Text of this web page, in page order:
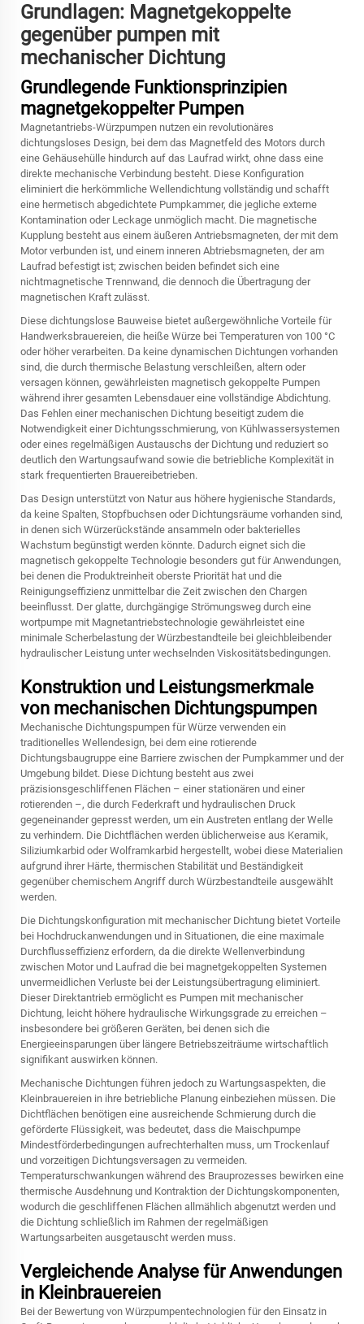
Grundlagen: Magnetgekoppelte
gegenüber pumpen mit
mechanischer Dichtung
Grundlegende Funktionsprinzipien
magnetgekoppelter Pumpen
Magnetantriebs-Würzpumpen nutzen ein revolutionäres
dichtungsloses Design, bei dem das Magnetfeld des Motors durch
eine Gehäusehülle hindurch auf das Laufrad wirkt, ohne dass eine
direkte mechanische Verbindung besteht. Diese Konfiguration
eliminiert die herkömmliche Wellendichtung vollständig und schafft
eine hermetisch abgedichtete Pumpkammer, die jegliche externe
Kontamination oder Leckage unmöglich macht. Die magnetische
Kupplung besteht aus einem äußeren Antriebsmagneten, der mit dem
Motor verbunden ist, und einem inneren Abtriebsmagneten, der am
Laufrad befestigt ist; zwischen beiden befindet sich eine
nichtmagnetische Trennwand, die dennoch die Übertragung der
magnetischen Kraft zulässt.
Diese dichtungslose Bauweise bietet außergewöhnliche Vorteile für
Handwerksbrauereien, die heiße Würze bei Temperaturen von 100 °C
oder höher verarbeiten. Da keine dynamischen Dichtungen vorhanden
sind, die durch thermische Belastung verschleißen, altern oder
versagen können, gewährleisten magnetisch gekoppelte Pumpen
während ihrer gesamten Lebensdauer eine vollständige Abdichtung.
Das Fehlen einer mechanischen Dichtung beseitigt zudem die
Notwendigkeit einer Dichtungsschmierung, von Kühlwassersystemen
oder eines regelmäßigen Austauschs der Dichtung und reduziert so
deutlich den Wartungsaufwand sowie die betriebliche Komplexität in
stark frequentierten Brauereibetrieben.
Das Design unterstützt von Natur aus höhere hygienische Standards,
da keine Spalten, Stopfbuchsen oder Dichtungsräume vorhanden sind,
in denen sich Würzerückstände ansammeln oder bakterielles
Wachstum begünstigt werden könnte. Dadurch eignet sich die
magnetisch gekoppelte Technologie besonders gut für Anwendungen,
bei denen die Produktreinheit oberste Priorität hat und die
Reinigungseffizienz unmittelbar die Zeit zwischen den Chargen
beeinflusst. Der glatte, durchgängige Strömungsweg durch eine
wortpumpe mit Magnetantriebstechnologie gewährleistet eine
minimale Scherbelastung der Würzbestandteile bei gleichbleibender
hydraulischer Leistung unter wechselnden Viskositätsbedingungen.
Konstruktion und Leistungsmerkmale
von mechanischen Dichtungspumpen
Mechanische Dichtungspumpen für Würze verwenden ein
traditionelles Wellendesign, bei dem eine rotierende
Dichtungsbaugruppe eine Barriere zwischen der Pumpkammer und der
Umgebung bildet. Diese Dichtung besteht aus zwei
präzisionsgeschliffenen Flächen – einer stationären und einer
rotierenden –, die durch Federkraft und hydraulischen Druck
gegeneinander gepresst werden, um ein Austreten entlang der Welle
zu verhindern. Die Dichtflächen werden üblicherweise aus Keramik,
Siliziumkarbid oder Wolframkarbid hergestellt, wobei diese Materialien
aufgrund ihrer Härte, thermischen Stabilität und Beständigkeit
gegenüber chemischem Angriff durch Würzbestandteile ausgewählt
werden.
Die Dichtungskonfiguration mit mechanischer Dichtung bietet Vorteile
bei Hochdruckanwendungen und in Situationen, die eine maximale
Durchflusseffizienz erfordern, da die direkte Wellenverbindung
zwischen Motor und Laufrad die bei magnetgekoppelten Systemen
unvermeidlichen Verluste bei der Leistungsübertragung eliminiert.
Dieser Direktantrieb ermöglicht es Pumpen mit mechanischer
Dichtung, leicht höhere hydraulische Wirkungsgrade zu erreichen –
insbesondere bei größeren Geräten, bei denen sich die
Energieeinsparungen über längere Betriebszeiträume wirtschaftlich
signifikant auswirken können.
Mechanische Dichtungen führen jedoch zu Wartungsaspekten, die
Kleinbrauereien in ihre betriebliche Planung einbeziehen müssen. Die
Dichtflächen benötigen eine ausreichende Schmierung durch die
geförderte Flüssigkeit, was bedeutet, dass die Maischpumpe
Mindestförderbedingungen aufrechterhalten muss, um Trockenlauf
und vorzeitigen Dichtungsversagen zu vermeiden.
Temperaturschwankungen während des Brauprozesses bewirken eine
thermische Ausdehnung und Kontraktion der Dichtungskomponenten,
wodurch die geschliffenen Flächen allmählich abgenutzt werden und
die Dichtung schließlich im Rahmen der regelmäßigen
Wartungsarbeiten ausgetauscht werden muss.
Vergleichende Analyse für Anwendungen
in Kleinbrauereien
Bei der Bewertung von Würzpumpentechnologien für den Einsatz in